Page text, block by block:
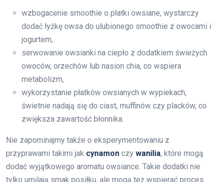
wzbogacenie smoothie o płatki owsiane, wystarczy
dodać łyżkę owsa do ulubionego smoothie z owocami i
jogurtem,
serwowanie owsianki na ciepło z dodatkiem świeżych
owoców, orzechów lub nasion chia, co wspiera
metabolizm,
wykorzystanie płatków owsianych w wypiekach,
świetnie nadają się do ciast, muffinów czy placków, co
zwiększa zawartość błonnika.
Nie zapominajmy także o eksperymentowaniu z
przyprawami takimi jak cynamon czy wanilia, które mogą
dodać wyjątkowego aromatu owsiance. Takie dodatki nie
tylko umilają smak posiłku, ale mogą też wspierać proces